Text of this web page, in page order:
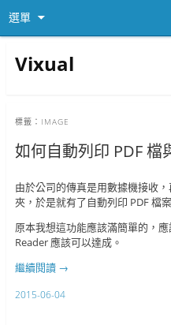
選單
Vixual
標籤： IMAGE
如何自動列印 PDF 檔
由於公司的傳真是用數據機接收
夾，於是就有了自動列印 PDF 檔
原本我想這功能應該滿簡單的，
Reader 應該可以達成。
繼續閱讀 →
2015-06-04